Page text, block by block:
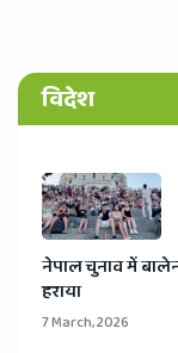
विदेश
​नेपाल चुनाव में
हराया
7 March, 2026